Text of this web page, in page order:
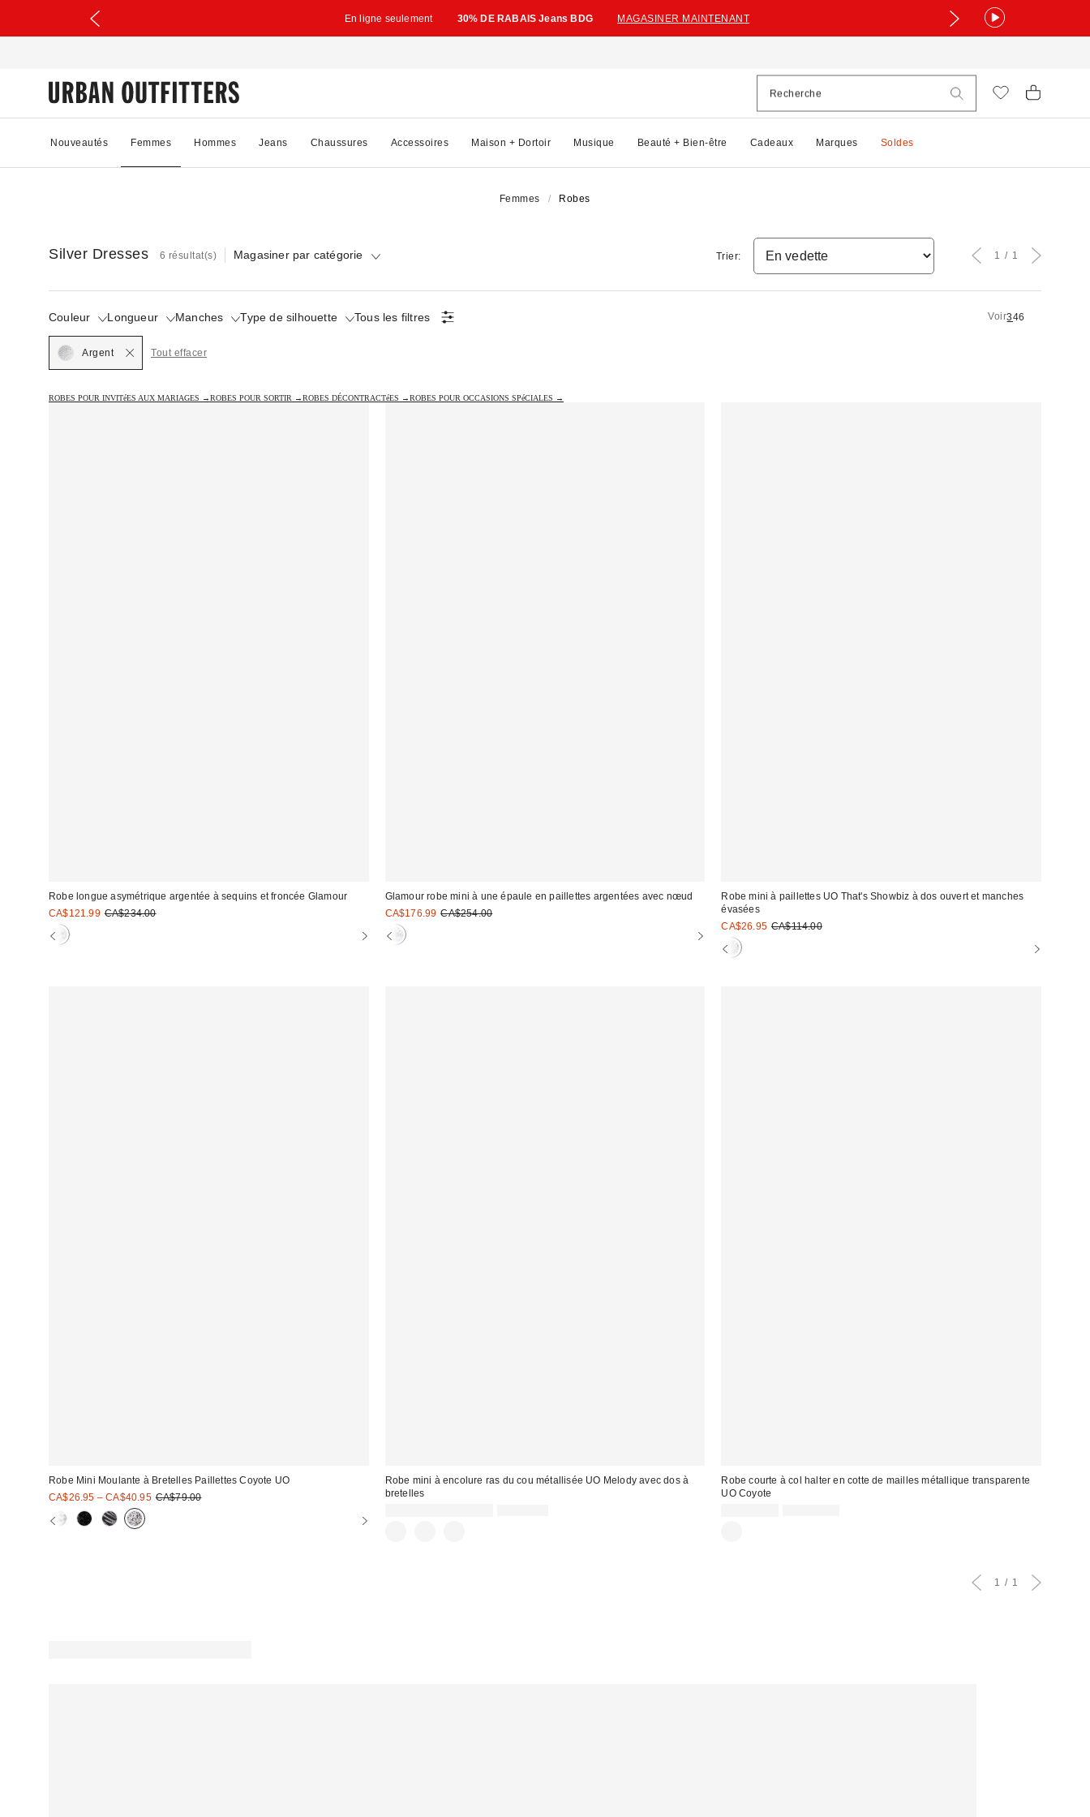
En ligne seulement 30% DE RABAIS Jeans BDG MAGASINER MAINTENANT
Nouveautés Femmes Hommes Jeans Chaussures Accessoires Maison + Dortoir Musique Beauté + Bien-être Cadeaux Marques Soldes
Femmes Robes
Silver Dresses 6 résultat(s) Magasiner par catégorie
Couleur
Selected Longueur Manches Type de silhouette Tous les filtres Voir346
Argent Tout effacer
Trier: 1 1
ROBES POUR INVITéES AUX MARIAGES →ROBES POUR SORTIR →ROBES DÉCONTRACTéES →ROBES POUR OCCASIONS SPéCIALES →
Robe longue asymétrique argentée à sequins et froncée Glamour
Prix
soldé
:
CA$121.99 Prix
CA$234.00
Glamour robe mini à une épaule en paillettes argentées avec nœud
Prix
soldé
CA$176.99 Prix
CA$254.00
Robe mini à paillettes UO That's Showbiz à dos ouvert et manches
évasées
Prix
soldé
:
CA$26.95 Prix
CA$114.00
Robe Mini Moulante à Bretelles Paillettes Coyote UO
Prix
:
CA$26.95 – CA$40.95 Prix
CA$79.00
Robe mini à encolure ras du cou métallisée UO Melody avec dos à
bretelles
Robe courte à col halter en cotte de mailles métallique transparente
UO Coyote
1 1